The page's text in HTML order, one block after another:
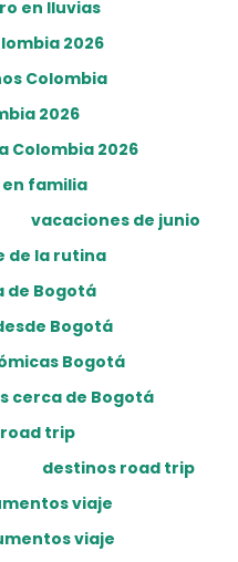
en lluvias
2026
Colombia
2026
Colombia 2026
familia
vacaciones de junio
de la rutina
de Bogotá
Bogotá
Bogotá
cerca de Bogotá
trip
destinos road trip
viaje
viaje